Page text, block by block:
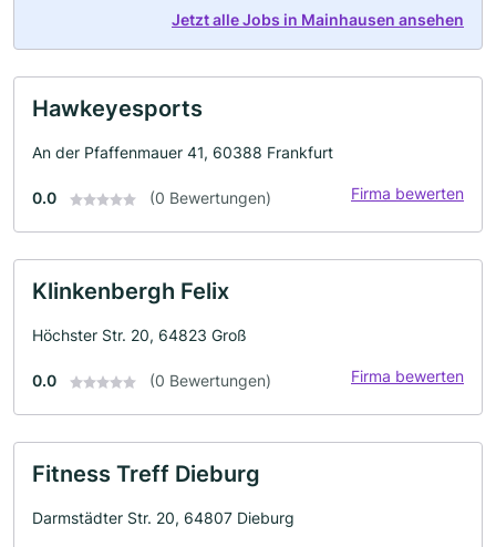
Jetzt alle Jobs in Mainhausen ansehen
Hawkeyesports
An der Pfaffenmauer 41, 60388 Frankfurt
0.0 (0 Bewertungen) Firma bewerten
Klinkenbergh Felix
Höchster Str. 20, 64823 Groß
0.0 (0 Bewertungen) Firma bewerten
Fitness Treff Dieburg
Darmstädter Str. 20, 64807 Dieburg